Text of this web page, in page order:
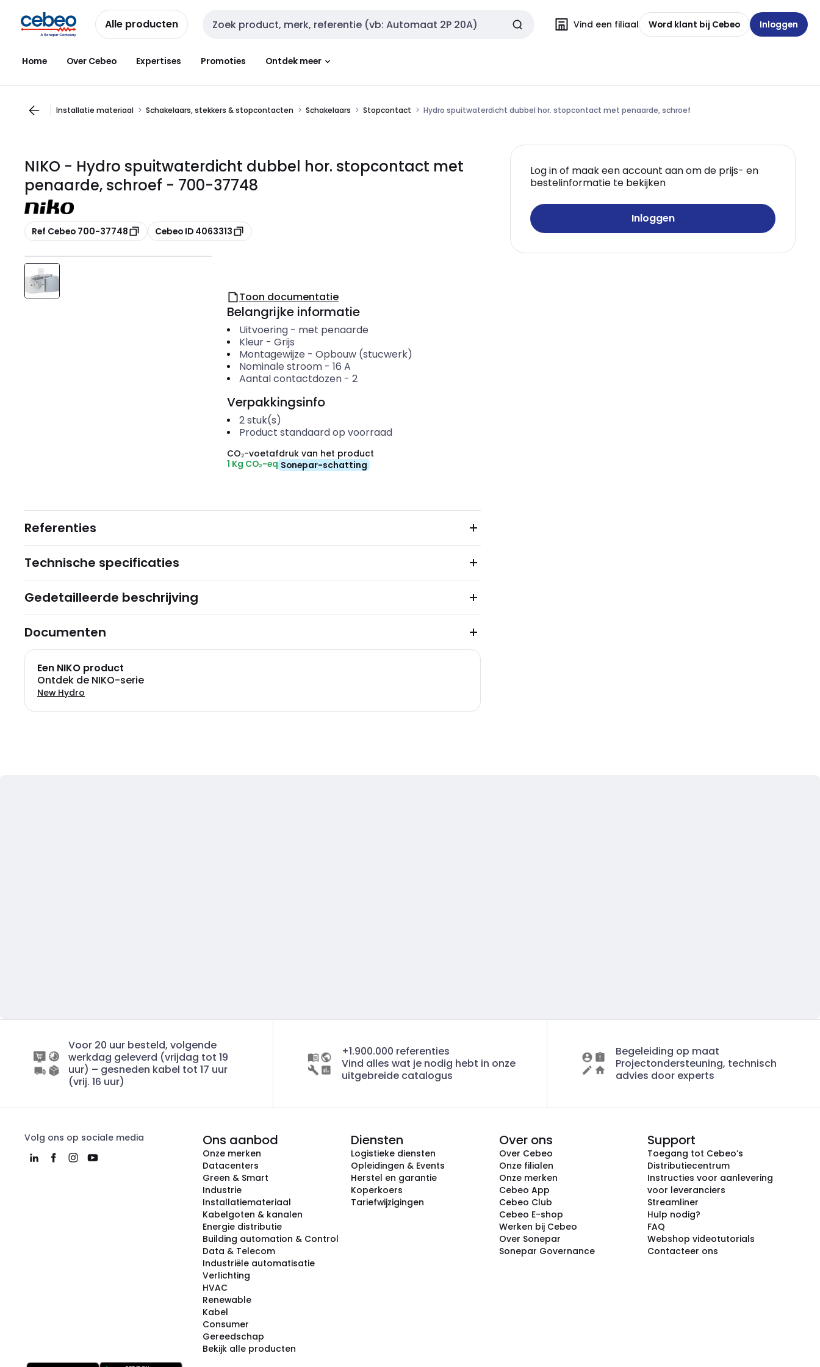
naar
navigatie
naar
inhoud
Alle producten Zoekveld invoer Vind een filiaal Word klant bij Cebeo Inloggen
Home Over Cebeo Expertises Promoties Ontdek meer
Installatie materiaal Schakelaars, stekkers & stopcontacten Schakelaars Stopcontact Hydro spuitwaterdicht dubbel hor. stopcontact met penaarde, schroef
NIKO - Hydro spuitwaterdicht dubbel hor. stopcontact met
penaarde, schroef - 700-37748
Kopiëren
Ref Cebeo 700-37748 Kopiëren
Cebeo ID 4063313
Log in of maak een account aan om de prijs- en
bestelinformatie te bekijken
Inloggen
Toon documentatie
Belangrijke informatie
Uitvoering- met penaarde
Kleur- Grijs
Montagewijze - Opbouw (stucwerk)
Nominale stroom- 16 A
Aantal contactdozen- 2
Verpakkingsinfo
2stuk(s)
Product standaard op voorraad
CO₂-voetafdruk van het product
1 Kg CO₂-eq Sonepar-schatting
Referenties
Technische specificaties
Gedetailleerde beschrijving
Documenten
Een NIKO product
Ontdek de NIKO-serie
New Hydro
Voor 20 uur besteld, volgende
werkdag geleverd (vrijdag tot 19
uur) – gesneden kabel tot 17 uur
(vrij. 16 uur)
+1.900.000 referenties
Vind alles wat je nodig hebt in onze
uitgebreide catalogus
Begeleiding op maat
Projectondersteuning, technisch
advies door experts
Volg ons op sociale media Ons aanbod
Onze merken
Datacenters
Green & Smart
Industrie
Installatiemateriaal
Kabelgoten & kanalen
Energie distributie
Building automation & Control
Data & Telecom
Industriële automatisatie
Verlichting
HVAC
Renewable
Kabel
Consumer
Gereedschap
Bekijk alle producten
Diensten
Logistieke diensten
Opleidingen & Events
Herstel en garantie
Koperkoers
Tariefwijzigingen
Over ons
Over Cebeo
Onze filialen
Onze merken
Cebeo App
Cebeo Club
Cebeo E-shop
Werken bij Cebeo
Over Sonepar
Sonepar Governance
Support
Toegang tot Cebeo’s
Distributiecentrum
Instructies voor aanlevering
voor leveranciers
Streamliner
Hulp nodig?
FAQ
Webshop videotutorials
Contacteer ons